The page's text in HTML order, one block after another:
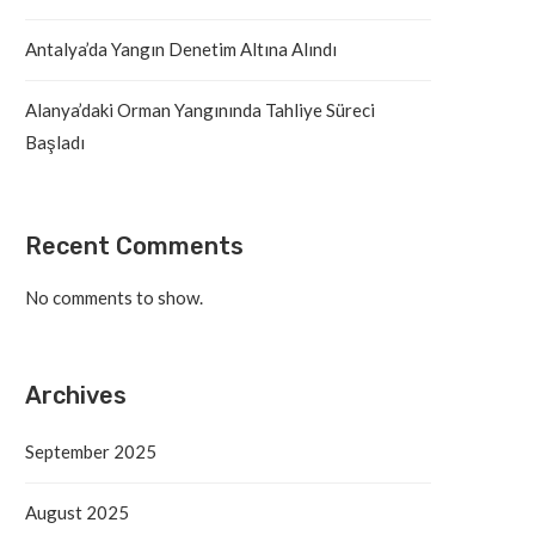
Antalya’da Yangın Denetim Altına Alındı
Alanya’daki Orman Yangınında Tahliye Süreci
Başladı
Recent Comments
No comments to show.
Archives
September 2025
August 2025